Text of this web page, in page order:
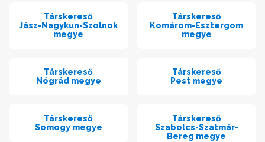
Társkereső
Jász-Nagykun-Szolnok
megye
Társkereső
Komárom-Esztergom
megye
Társkereső
Nógrád megye
Társkereső
Pest megye
Társkereső
Somogy megye
Társkereső
Szabolcs-Szatmár-
Bereg megye